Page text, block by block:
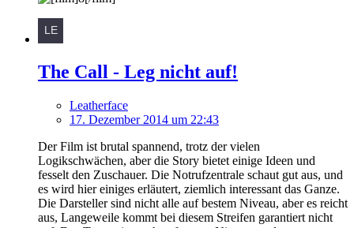
The Call - Leg nicht auf!
Leatherface
17. Dezember 2014 um 22:43
Der Film ist brutal spannend, trotz der vielen
Logikschwächen, aber die Story bietet einige Ideen und
fesselt den Zuschauer. Die Notrufzentrale schaut gut aus, und
es wird hier einiges erläutert, ziemlich interessant das Ganze.
Die Darsteller sind nicht alle auf bestem Niveau, aber es reicht
aus, Langeweile kommt bei diesem Streifen garantiert nicht